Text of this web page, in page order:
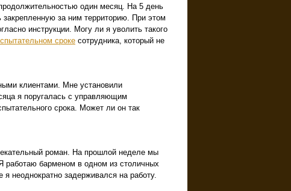
один месяц. На 5 день
за ним территорию. При этом
инструкции. Могу ли я уволить такого
сроке сотрудника, который не
клиентами. Мне установили
я поругалась с управляющим
срока. Может ли он так
роман. На прошлой неделе мы
работаю барменом в одном из столичных
я неоднократно задерживался на работу.